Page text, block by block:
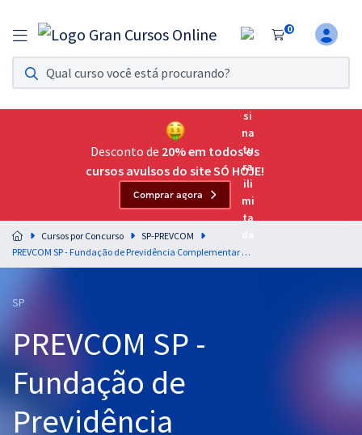
0
Assinatura Ilimitada 11
Acesso a todos os cursos. Teste grátis por 7 dias!
Assinatura OAB Até Passar
Acesso ilimitado a toda preparação para o Exame da
Residências Multiprofissionais
Preparação completa e intensiva para as principais
residências em saúde do Brasil
Cursos 20% OFF
Pós
Graduação
Desconto de 20% em todos os
cursos avulsos do site SÓ HOJE!
Comprar agora
Cursos por Concurso
SP-PREVCOM
PREVCOM SP - Fundação de Previdência Complementar do Estado de São Paulo - Previdência Complementar no Brasil para Todos os Cargos - Professor: Kleiton Ferreira (Pós-Edital)
SP
PREVCOM SP -
Fundação de
Previdência